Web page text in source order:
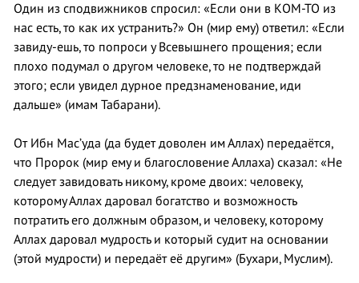
Один из сподвижников спросил: «Если они в КОМ-ТО из
нас есть, то как их устранить?» Он (мир ему) ответил: «Если
завиду-ешь, то попроси у Всевышнего прощения; если
плохо подумал о другом человеке, то не подтверждай
этого; если увидел дурное предзнаменование, иди
дальше» (имам Табарани).
От Ибн Мас’уда (да будет доволен им Аллах) передаётся,
что Пророк (мир ему и благословение Аллаха) сказал: «Не
следует завидовать никому, кроме двоих: человеку,
которому Аллах даровал богатство и возможность
потратить его должным образом, и человеку, которому
Аллах даровал мудрость и который судит на основании
(этой мудрости) и передаёт её другим» (Бухари, Муслим).